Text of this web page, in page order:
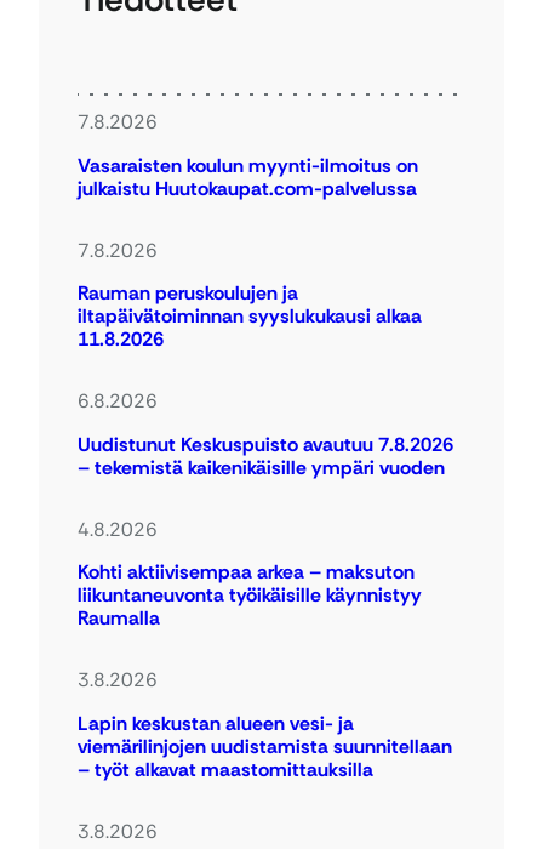
7.8.2026
Vasaraisten koulun myynti-ilmoitus on
julkaistu Huutokaupat.com-palvelussa
7.8.2026
Rauman peruskoulujen ja
iltapäivätoiminnan syyslukukausi alkaa
11.8.2026
6.8.2026
Uudistunut Keskuspuisto avautuu 7.8.2026
– tekemistä kaikenikäisille ympäri vuoden
4.8.2026
Kohti aktiivisempaa arkea – maksuton
liikuntaneuvonta työikäisille käynnistyy
Raumalla
3.8.2026
Lapin keskustan alueen vesi- ja
viemärilinjojen uudistamista suunnitellaan
– työt alkavat maastomittauksilla
3.8.2026